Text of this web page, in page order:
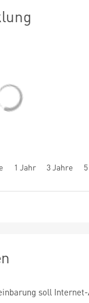
1 Jahr 3 Jahre
soll